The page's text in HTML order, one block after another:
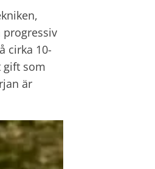
progressiv
cirka 10-
gift som
är